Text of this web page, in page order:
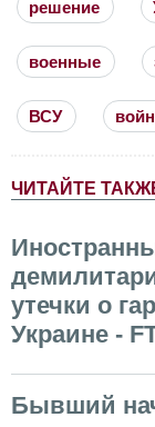
решение
военные
ВСУ
ЧИТАЙТЕ
утечки о
Украине -
Бывший